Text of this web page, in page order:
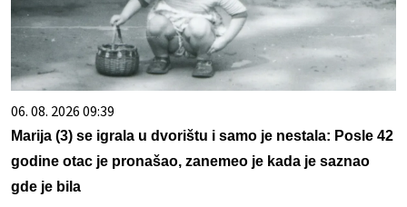
06. 08. 2026 09:39
Marija (3) se igrala u dvorištu i samo je nestala: Posle 42
godine otac je pronašao, zanemeo je kada je saznao
gde je bila